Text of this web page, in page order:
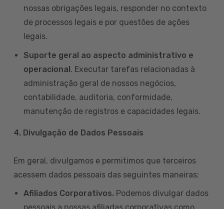
nossas obrigações legais, responder no contexto
de processos legais e por questões de ações
legais.
Suporte geral ao aspecto administrativo e
operacional. Executar tarefas relacionadas à
administração geral de nossos negócios,
contabilidade, auditoria, conformidade,
manutenção de registros e capacidades legais.
4. Divulgação de Dados Pessoais
Em geral, divulgamos e permitimos que terceiros
acessem dados pessoais das seguintes maneiras:
Afiliados Corporativos. Podemos divulgar dados
pessoais a nossas afiliadas corporativas como